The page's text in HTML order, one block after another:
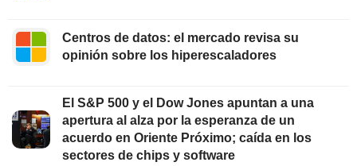
Centros de datos: el mercado revisa su
opinión sobre los hiperescaladores
El S&P 500 y el Dow Jones apuntan a una
apertura al alza por la esperanza de un
acuerdo en Oriente Próximo; caída en los
sectores de chips y software